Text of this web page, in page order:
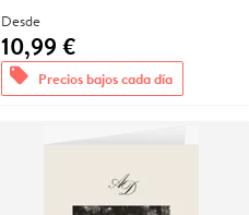
Desde
10,99 €
offers Precios bajos cada día